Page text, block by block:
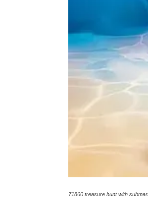
71860 treasure hunt with